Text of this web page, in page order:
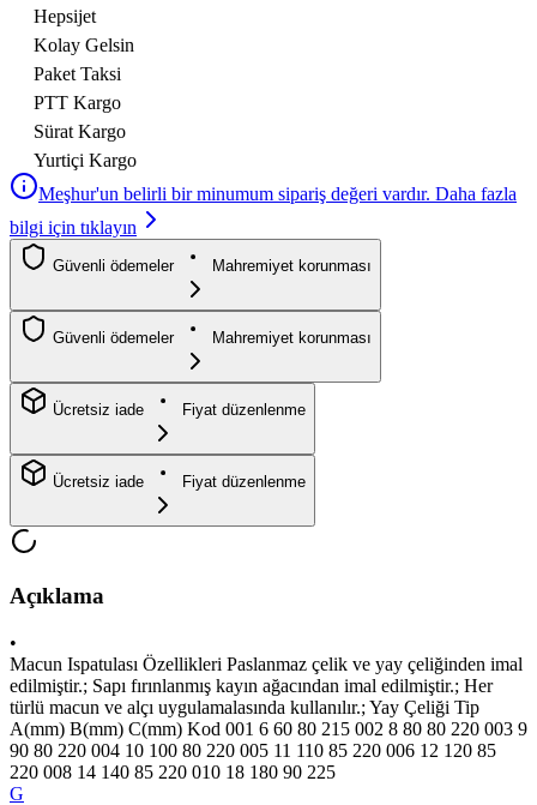
Hepsijet
Kolay Gelsin
Paket Taksi
PTT Kargo
Sürat Kargo
Yurtiçi Kargo
Meşhur'un belirli bir minumum sipariş değeri vardır. Daha fazla
bilgi için tıklayın
Güvenli ödemeler Mahremiyet korunması
Güvenli ödemeler Mahremiyet korunması
Ücretsiz iade Fiyat düzenlenme
Ücretsiz iade Fiyat düzenlenme
Açıklama
•
Macun Ispatulası Özellikleri Paslanmaz çelik ve yay çeliğinden imal
edilmiştir.; Sapı fırınlanmış kayın ağacından imal edilmiştir.; Her
türlü macun ve alçı uygulamalasında kullanılır.; Yay Çeliği Tip
A(mm) B(mm) C(mm) Kod 001 6 60 80 215 002 8 80 80 220 003 9
90 80 220 004 10 100 80 220 005 11 110 85 220 006 12 120 85
220 008 14 140 85 220 010 18 180 90 225
G